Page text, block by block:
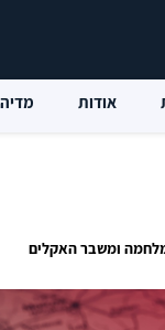
אודות מדיה
ומשבר האקלים